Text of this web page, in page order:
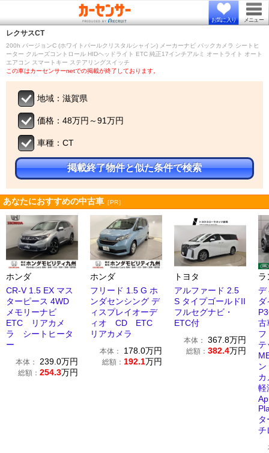
お気に入り メニュー
レクサスCT
200h バージョンC (ホワイトパールクリスタルシャイン) メーカーナビ バックカメラ シートヒ
ーター クルーズコントロール HIDヘッドライト ETC 純正17インチアルミ オートライト オート
エアコン スマートキー ステアリングスイッチ
この車はカーセンサーnetでの掲載が終了しております。
地域：滋賀県
価格：48万円～91万円
車種：CT
掲載終了物件と似た条件で検索
あなたにおすすめの中古車 ［PR］
ホンダ
CR-V 1.5 EX マス
ターピース 4WD
メモリーナビ
ETC リアカメ
ラ シートヒータ
ー
本体： 239.0万円
総額： 254.3万円
ホンダ
フリード 1.5 G ホ
ンダセンシング デ
ィスプレイオーデ
ィオ CD ETC
リアカメラ
本体： 178.0万円
総額： 192.1万円
トヨタ
アルファード 2.5
S タイプゴールドII
フルセグナビ・
ETC付
本体： 367.8万円
総額： 382.4万円
ラ
デ
古
チ